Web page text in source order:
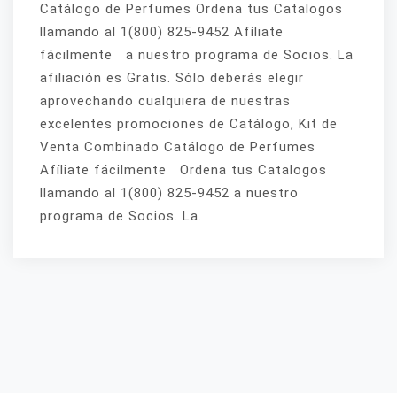
Catálogo de Perfumes Ordena tus Catalogos
llamando al 1(800) 825-9452 Afíliate
fácilmente a nuestro programa de Socios. La
afiliación es Gratis. Sólo deberás elegir
aprovechando cualquiera de nuestras
excelentes promociones de Catálogo, Kit de
Venta Combinado Catálogo de Perfumes
Afíliate fácilmente Ordena tus Catalogos
llamando al 1(800) 825-9452 a nuestro
programa de Socios. La.